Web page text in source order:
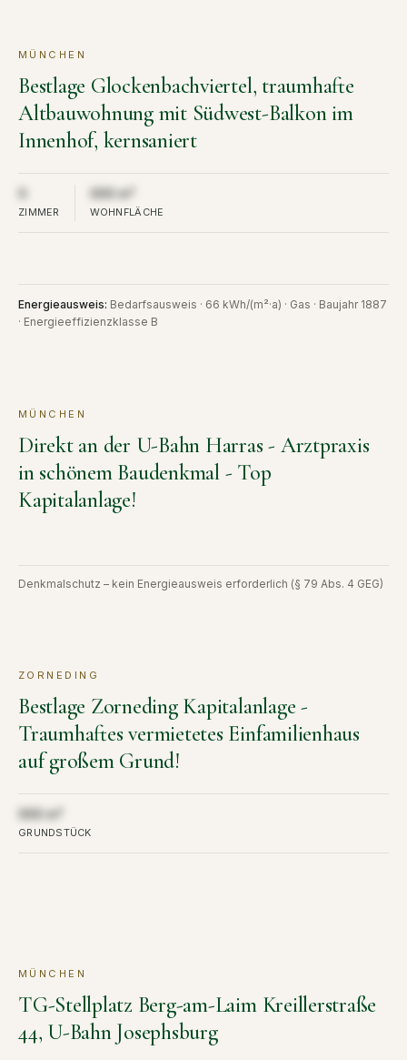
KAUF
MÜNCHEN
Bestlage Glockenbachviertel, traumhafte
Altbauwohnung mit Südwest-Balkon im
Innenhof, kernsaniert
Aus Diskretion nicht öffentlich
ZIMMER
000 m²
WOHNFLÄCHE
Energieausweis: Bedarfsausweis · 66 kWh/(m²·a) · Gas · Baujahr 1887
· Energieeffizienzklasse B
KAUF
MÜNCHEN
Direkt an der U-Bahn Harras - Arztpraxis
in schönem Baudenkmal - Top
Kapitalanlage!
Denkmalschutz – kein Energieausweis erforderlich (§ 79 Abs. 4 GEG)
KAUF
ZORNEDING
Bestlage Zorneding Kapitalanlage -
Traumhaftes vermietetes Einfamilienhaus
auf großem Grund!
000 m²
GRUNDSTÜCK
KAUF
MÜNCHEN
TG-Stellplatz Berg-am-Laim Kreillerstraße
44, U-Bahn Josephsburg